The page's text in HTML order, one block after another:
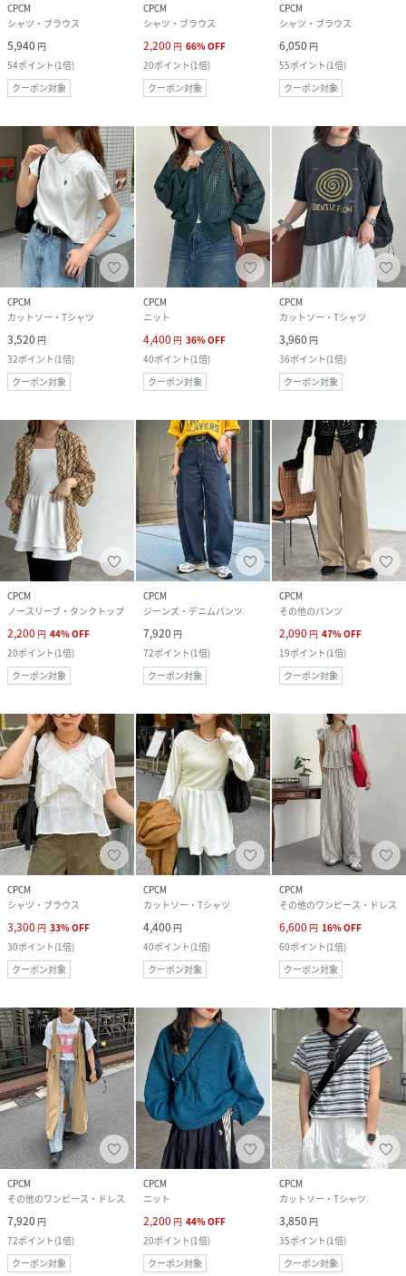
CPCM
シャツ・ブラウス
5,940 円
54ポイント(1倍)
クーポン対象
CPCM
シャツ・ブラウス
2,200 円 66%OFF
20ポイント(1倍)
クーポン対象
CPCM
シャツ・ブラウス
6,050 円
55ポイント(1倍)
クーポン対象
CPCM
カットソー・Tシャツ
3,520 円
32ポイント(1倍)
クーポン対象
CPCM
ニット
4,400 円 36%OFF
40ポイント(1倍)
クーポン対象
CPCM
カットソー・Tシャツ
3,960 円
36ポイント(1倍)
クーポン対象
CPCM
ノースリーブ・タンクトップ
2,200 円 44%OFF
20ポイント(1倍)
クーポン対象
CPCM
ジーンズ・デニムパンツ
7,920 円
72ポイント(1倍)
クーポン対象
CPCM
その他のパンツ
2,090 円 47%OFF
19ポイント(1倍)
クーポン対象
CPCM
シャツ・ブラウス
3,300 円 33%OFF
30ポイント(1倍)
クーポン対象
CPCM
カットソー・Tシャツ
4,400 円
40ポイント(1倍)
クーポン対象
CPCM
その他のワンピース・ドレス
6,600 円 16%OFF
60ポイント(1倍)
クーポン対象
CPCM
その他のワンピース・ドレス
7,920 円
72ポイント(1倍)
クーポン対象
CPCM
ニット
2,200 円 44%OFF
20ポイント(1倍)
クーポン対象
CPCM
カットソー・Tシャツ
3,850 円
35ポイント(1倍)
クーポン対象